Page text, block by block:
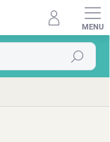
Hledat